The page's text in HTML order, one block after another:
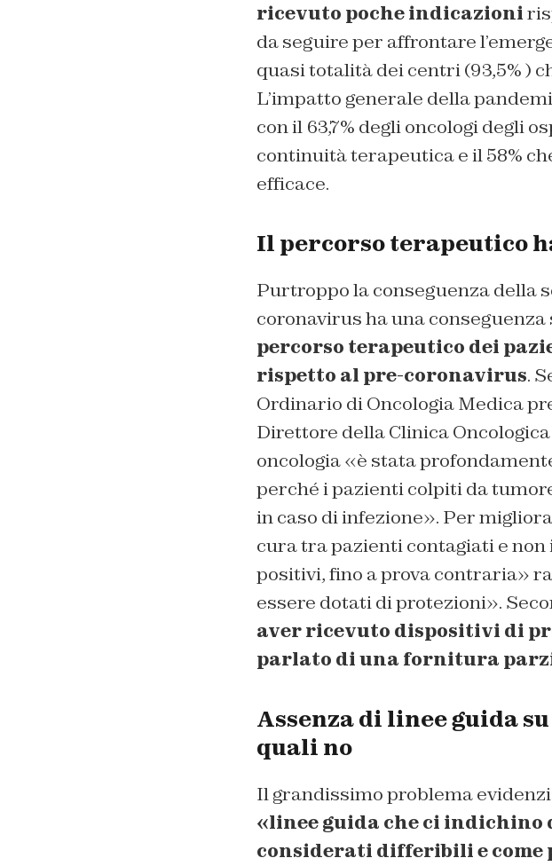
ricevuto poche indicazioni
da seguire per affrontare
quasi totalità dei centri (93,5% )
L’impatto generale della
con il 63,7% degli oncologi degli
continuità terapeutica e il 58%
efficace.
Il percorso terapeutico
Purtroppo la conseguenza della
coronavirus ha una conseguenza
percorso terapeutico dei
rispetto al pre-coronavirus.
Ordinario di Oncologia Medica
Direttore della Clinica
oncologia «è stata
perché i pazienti colpiti da
in caso di infezione». Per
cura tra pazienti contagiati e
positivi, fino a prova contraria»
essere dotati di protezioni».
aver ricevuto dispositivi di
parlato di una fornitura
Assenza di linee guida
quali no
Il grandissimo problema
«linee guida che ci
considerati differibili e come